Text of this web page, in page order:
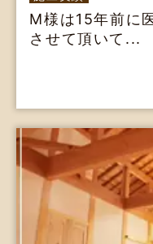
M様は15年前に
させて頂いて...